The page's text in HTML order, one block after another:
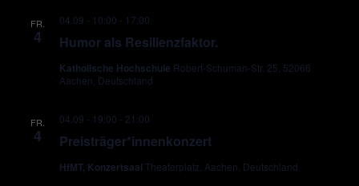
FR.
4 Humor als Resilienzfaktor.
04.09 - 10:00 - 17:00
Katholische Hochschule Robert-Schuman-Str. 25, 52066
Aachen, Deutschland
FR.
4 Preisträger*innenkonzert
04.09 - 19:00 - 21:00
HfMT, Konzertsaal Theaterplatz, Aachen, Deutschland